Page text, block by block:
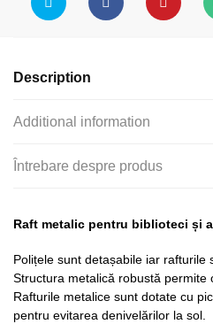
L800
Description
Additional information
Întrebare despre produs
Raft metalic pentru biblioteci și
Polițele sunt detașabile iar rafturile
Structura metalică robustă permite
Rafturile metalice sunt dotate cu
pentru evitarea denivelărilor la sol.